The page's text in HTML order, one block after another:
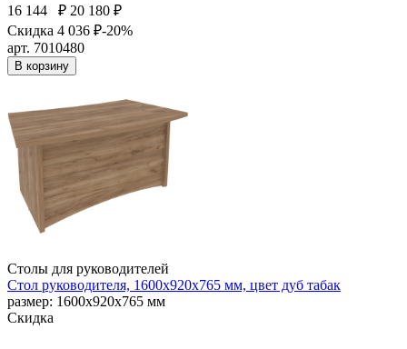
16 144
₽ 20 180 ₽
Скидка 4 036 ₽-20%
арт. 7010480
В корзину
Столы для руководителей
Стол руководителя, 1600х920х765 мм, цвет дуб табак
размер: 1600х920х765 мм
Скидка